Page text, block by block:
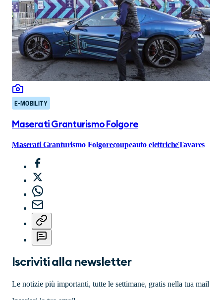
E-MOBILITY
Maserati Granturismo Folgore
Maserati Granturismo Folgorecoupeauto elettricheTavares
Iscriviti alla newsletter
Le notizie più importanti, tutte le settimane, gratis nella tua mail